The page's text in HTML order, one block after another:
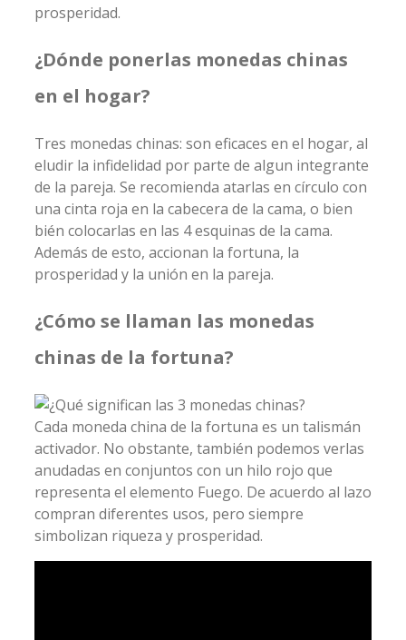
prosperidad.
¿Dónde ponerlas monedas chinas
en el hogar?
Tres monedas chinas: son eficaces en el hogar, al
eludir la infidelidad por parte de algun integrante
de la pareja. Se recomienda atarlas en círculo con
una cinta roja en la cabecera de la cama, o bien
bién colocarlas en las 4 esquinas de la cama.
Además de esto, accionan la fortuna, la
prosperidad y la unión en la pareja.
¿Cómo se llaman las monedas
chinas de la fortuna?
Cada moneda china de la fortuna es un talismán
activador. No obstante, también podemos verlas
anudadas en conjuntos con un hilo rojo que
representa el elemento Fuego. De acuerdo al lazo
compran diferentes usos, pero siempre
simbolizan riqueza y prosperidad.